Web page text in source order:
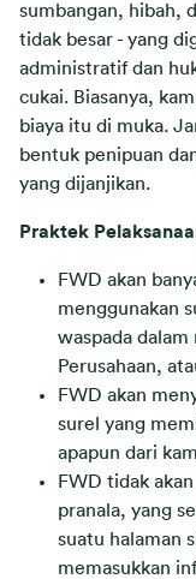
sumbangan, hibah,
tidak besar - yang
administratif dan
cukai. Biasanya,
biaya itu di muka.
bentuk penipuan
yang dijanjikan.
Praktek
FWD akan
menggunakan
waspada dalam
Perusahaan,
FWD akan
surel yang
apapun dari
FWD tidak
pranala, yang
suatu halaman
memasukkan